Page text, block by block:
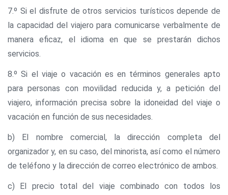
7.º Si el disfrute de otros servicios turísticos depende de
la capacidad del viajero para comunicarse verbalmente de
manera eficaz, el idioma en que se prestarán dichos
servicios.
8.º Si el viaje o vacación es en términos generales apto
para personas con movilidad reducida y, a petición del
viajero, información precisa sobre la idoneidad del viaje o
vacación en función de sus necesidades.
b) El nombre comercial, la dirección completa del
organizador y, en su caso, del minorista, así como el número
de teléfono y la dirección de correo electrónico de ambos.
c) El precio total del viaje combinado con todos los